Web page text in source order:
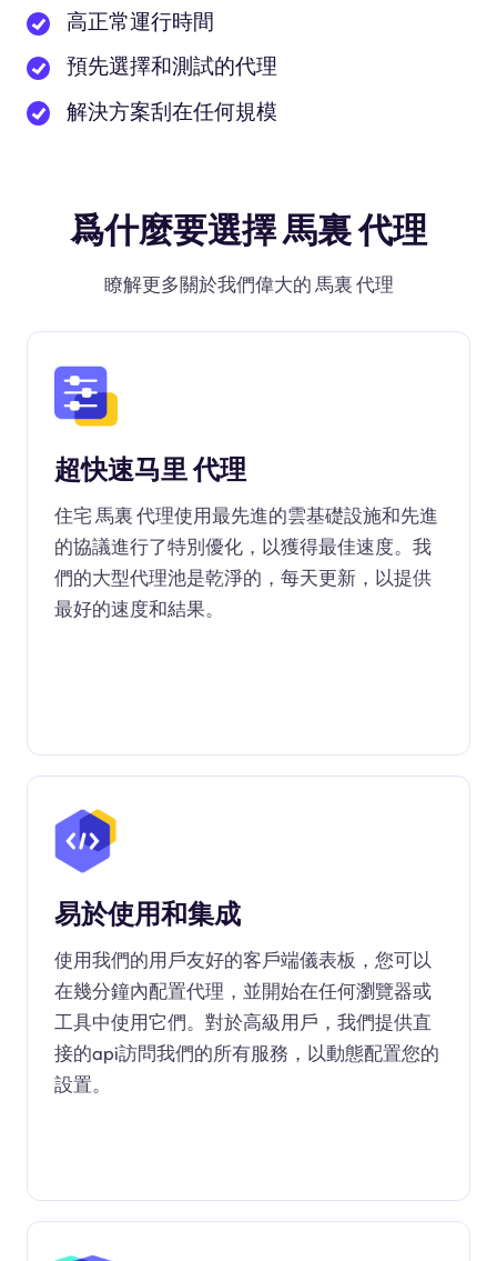
高正常運行時間
預先選擇和測試的代理
解決方案刮在任何規模
爲什麼要選擇 馬裏 代理
瞭解更多關於我們偉大的 馬裏 代理
超快速马里 代理
住宅 馬裏 代理使用最先進的雲基礎設施和先進
的協議進行了特別優化，以獲得最佳速度。我
們的大型代理池是乾淨的，每天更新，以提供
最好的速度和結果。
易於使用和集成
使用我們的用戶友好的客戶端儀表板，您可以
在幾分鐘內配置代理，並開始在任何瀏覽器或
工具中使用它們。對於高級用戶，我們提供直
接的api訪問我們的所有服務，以動態配置您的
設置。